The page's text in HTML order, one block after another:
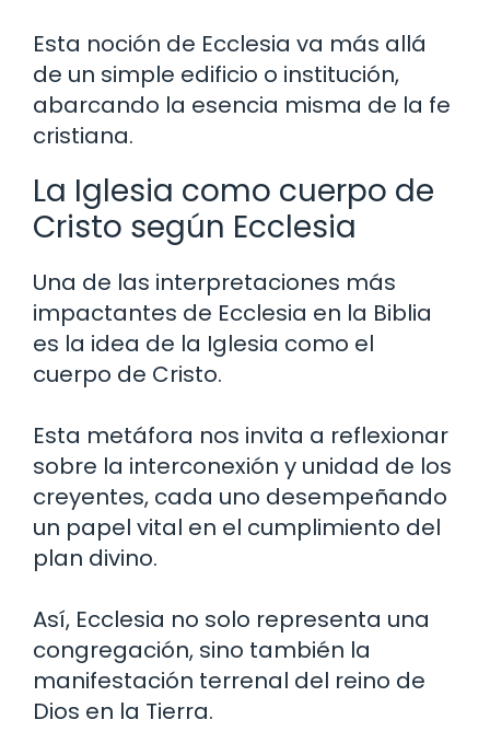
Esta noción de Ecclesia va más allá
de un simple edificio o institución,
abarcando la esencia misma de la fe
cristiana.
La Iglesia como cuerpo de
Cristo según Ecclesia
Una de las interpretaciones más
impactantes de Ecclesia en la Biblia
es la idea de la Iglesia como el
cuerpo de Cristo.
Esta metáfora nos invita a reflexionar
sobre la interconexión y unidad de los
creyentes, cada uno desempeñando
un papel vital en el cumplimiento del
plan divino.
Así, Ecclesia no solo representa una
congregación, sino también la
manifestación terrenal del reino de
Dios en la Tierra.